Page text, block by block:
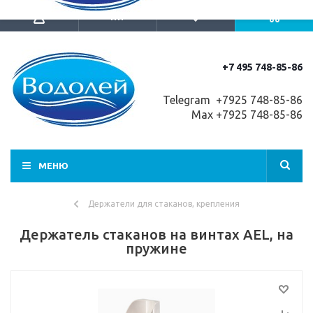
+7 495 748-85-86
Telegram +7925 748-85-86
Max +7925 748-85-86
МЕНЮ
Держатели для стаканов, крепления
Держатель стаканов на винтах AEL, на
пружине